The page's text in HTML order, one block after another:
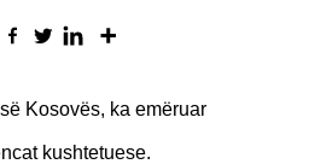
Kosovës, ka emëruar
kushtetuese.